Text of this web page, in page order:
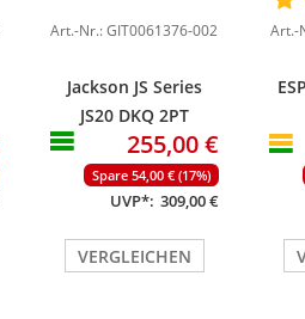
Art.-Nr.: GIT0061376-002
Jackson JS Series
JS20 DKQ 2PT
Transparent Blue
Burst
255,00 €
Spare 54,00 € (17%)
UVP*: 309,00 €
VERGLEICHEN
Art.-